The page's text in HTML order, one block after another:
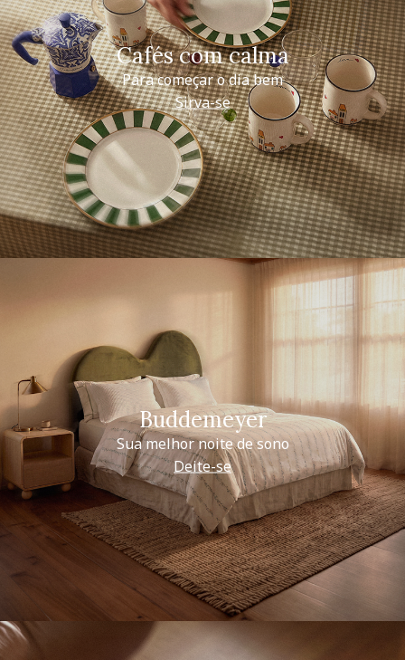
Cafés com calma
Para começar o dia bem
Sirva-se
Buddemeyer
Sua melhor noite de sono
Deite-se